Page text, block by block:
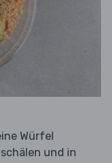
Würfel
und in